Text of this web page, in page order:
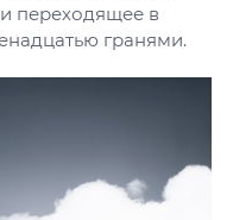
переходящее в
гранями.